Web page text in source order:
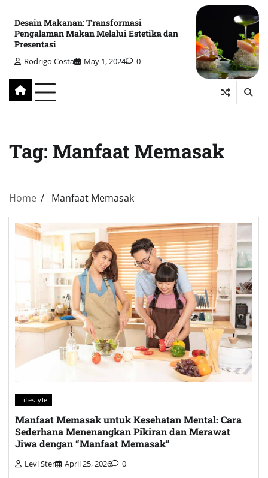
Desain Makanan: Transformasi
Pengalaman Makan Melalui Estetika dan
Presentasi
Rodrigo Costa May 1, 2024 0
Tag: Manfaat Memasak
Home Manfaat Memasak
Lifestyle
Manfaat Memasak untuk Kesehatan Mental: Cara
Sederhana Menenangkan Pikiran dan Merawat
Jiwa dengan “Manfaat Memasak”
Levi Ster April 25, 2026 0